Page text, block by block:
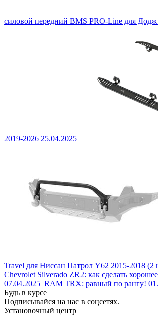
силовой передний BMS PRO-Line для
2019-2026 25.04.2025
Travel для Ниссан Патрол Y62 2015-2018 (2
Chevrolet Silverado ZR2: как сделать
07.04.2025 RAM TRX: равный по рангу!
Будь в курсе
Подписывайся на нас в соцсетях.
Установочный центр